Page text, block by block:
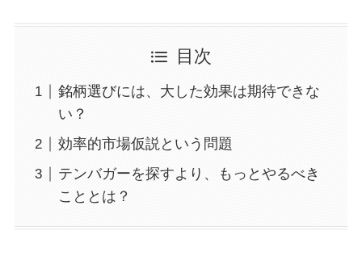
目次
銘柄選びには、大した効果は期待できな
い？
効率的市場仮説という問題
テンバガーを探すより、もっとやるべき
こととは？